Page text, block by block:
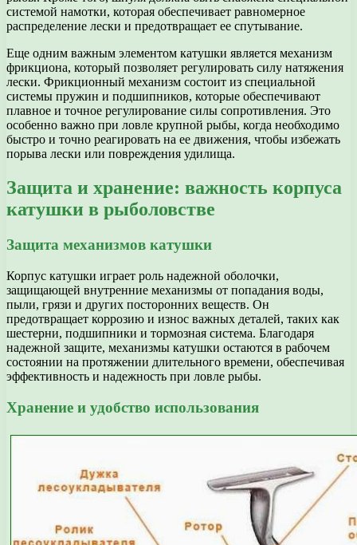
системой намотки, которая обеспечивает равномерное
распределение лески и предотвращает ее спутывание.
Еще одним важным элементом катушки является механизм
фрикциона, который позволяет регулировать силу натяжения
лески. Фрикционный механизм состоит из специальной
системы пружин и подшипников, которые обеспечивают
плавное и точное регулирование силы сопротивления. Это
особенно важно при ловле крупной рыбы, когда необходимо
быстро и точно реагировать на ее движения, чтобы избежать
порыва лески или повреждения удилища.
Защита и хранение: важность корпуса
катушки в рыболовстве
Защита механизмов катушки
Корпус катушки играет роль надежной оболочки,
защищающей внутренние механизмы от попадания воды,
пыли, грязи и других посторонних веществ. Он
предотвращает коррозию и износ важных деталей, таких как
шестерни, подшипники и тормозная система. Благодаря
надежной защите, механизмы катушки остаются в рабочем
состоянии на протяжении длительного времени, обеспечивая
эффективность и надежность при ловле рыбы.
Хранение и удобство использования